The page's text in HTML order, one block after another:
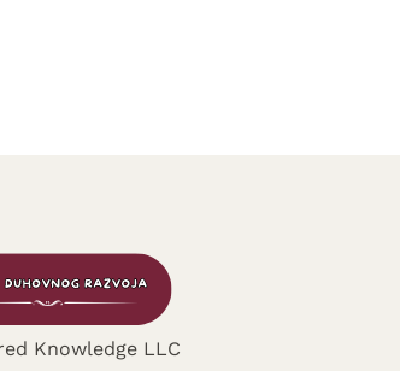
Knowledge LLC